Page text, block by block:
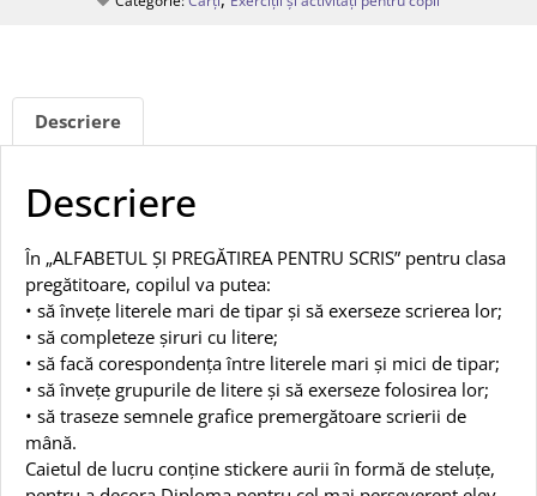
Descriere
Descriere
În „ALFABETUL ȘI PREGĂTIREA PENTRU SCRIS” pentru clasa
pregătitoare, copilul va putea:
• să învețe literele mari de tipar și să exerseze scrierea lor;
• să completeze șiruri cu litere;
• să facă corespondența între literele mari și mici de tipar;
• să învețe grupurile de litere și să exerseze folosirea lor;
• să traseze semnele grafice premergătoare scrierii de
mână.
Caietul de lucru conține stickere aurii în formă de steluțe,